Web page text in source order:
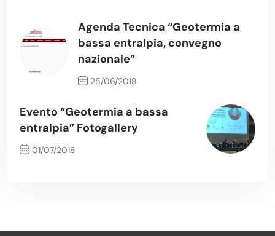
Agenda Tecnica “Geotermia a
bassa entralpia, convegno
nazionale”
25/06/2018
Evento “Geotermia a bassa
entralpia” Fotogallery
01/07/2018